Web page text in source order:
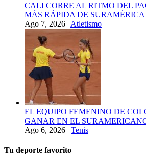
CALI CORRE AL RITMO DEL
MÁS RÁPIDA DE SURAMÉRICA
Ago 7, 2026 | Atletismo
EL EQUIPO FEMENINO DE
GANAR EN EL
Ago 6, 2026 | Tenis
Tu deporte favorito